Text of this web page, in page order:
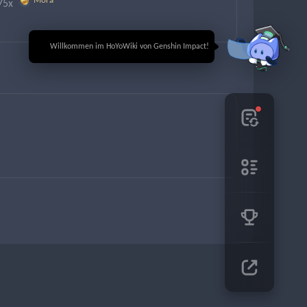
🎉 Willkommen im HoYoWiki von Genshin Impact!